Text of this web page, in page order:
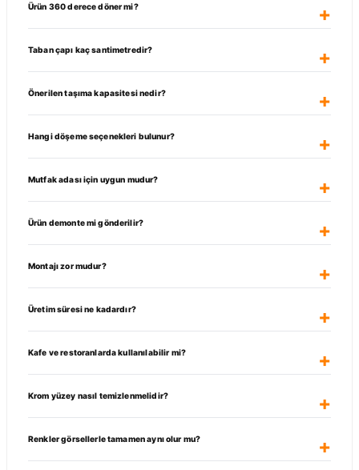
Ürün 360 derece döner mi?
Taban çapı kaç santimetredir?
Önerilen taşıma kapasitesi nedir?
Hangi döşeme seçenekleri bulunur?
Mutfak adası için uygun mudur?
Ürün demonte mi gönderilir?
Montajı zor mudur?
Üretim süresi ne kadardır?
Kafe ve restoranlarda kullanılabilir mi?
Krom yüzey nasıl temizlenmelidir?
Renkler görsellerle tamamen aynı olur mu?